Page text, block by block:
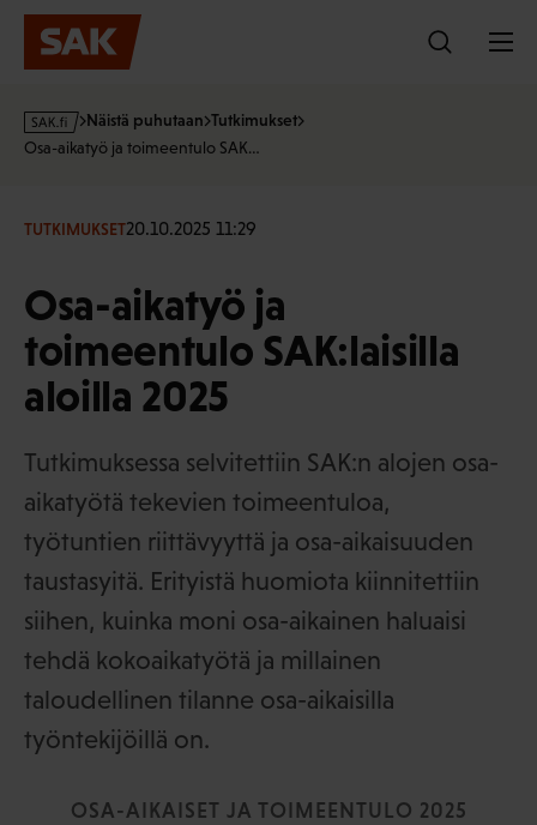
Hyppää
sisältöön
s
a
f
Näistä puhutaan Tutkimukset
Osa-aikatyö ja toimeentulo SAK…
TUTKIMUKSET20.10.2025 11:29
Osa-aikatyö ja
toimeentulo SAK:laisilla
aloilla 2025
Tutkimuksessa selvitettiin SAK:n alojen osa-
aikatyötä tekevien toimeentuloa,
työtuntien riittävyyttä ja osa-aikaisuuden
taustasyitä. Erityistä huomiota kiinnitettiin
siihen, kuinka moni osa-aikainen haluaisi
tehdä kokoaikatyötä ja millainen
taloudellinen tilanne osa-aikaisilla
työntekijöillä on.
OSA-AIKAISET JA TOIMEENTULO 2025